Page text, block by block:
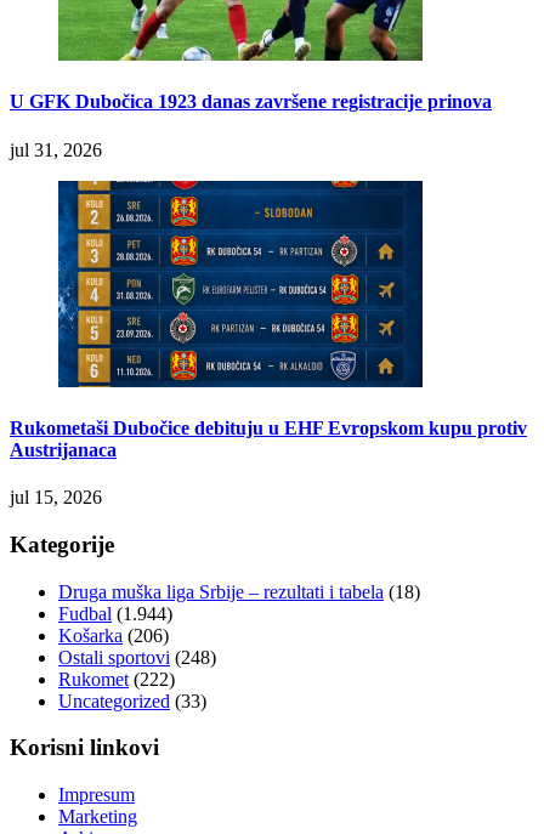
U GFK Dubočica 1923 danas završene registracije prinova
jul 31, 2026
Rukometaši Dubočice debituju u EHF Evropskom kupu protiv
Austrijanaca
jul 15, 2026
Kategorije
Druga muška liga Srbije – rezultati i tabela (18)
Fudbal (1.944)
Košarka (206)
Ostali sportovi (248)
Rukomet (222)
Uncategorized (33)
Korisni linkovi
Impresum
Marketing